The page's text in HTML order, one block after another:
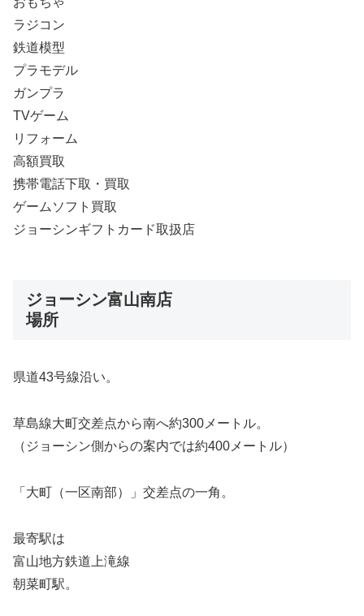
ラジコン
鉄道模型
プラモデル
ガンプラ
TVゲーム
リフォーム
高額買取
携帯電話下取・買取
ゲームソフト買取
ジョーシンギフトカード取扱店
ジョーシン富山南店
場所
県道43号線沿い。
草島線大町交差点から南へ約300メートル。
（ジョーシン側からの案内では約400メートル）
「大町（一区南部）」交差点の一角。
最寄駅は
富山地方鉄道上滝線
朝菜町駅。